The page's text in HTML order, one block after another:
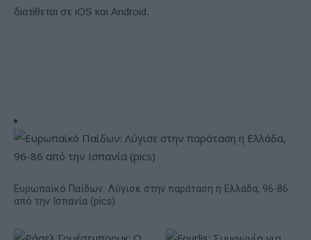
διατίθεται σε iOS και Android.
Ευρωπαϊκό Παίδων: Λύγισε στην παράταση η Ελλάδα, 96-86
από την Ισπανία (pics)